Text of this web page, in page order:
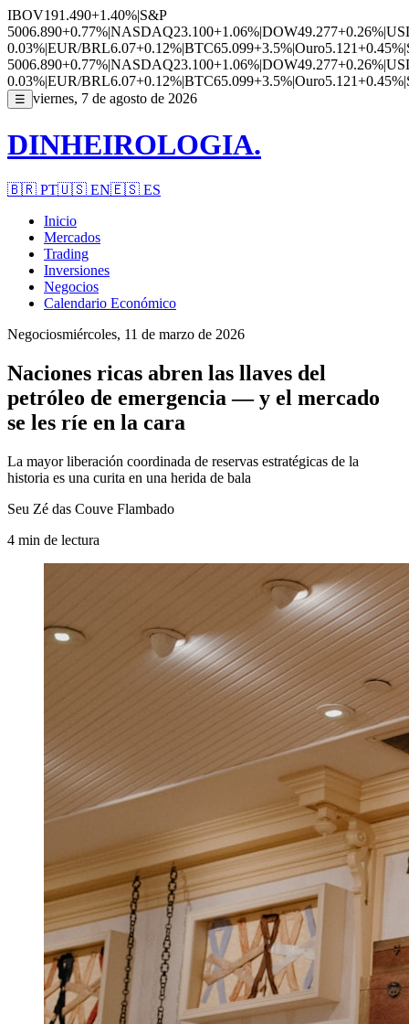
IBOV191.490+1.40%|S&P
5006.890+0.77%|NASDAQ23.100+1.06%|DOW49.277+0.26%|
0.03%|EUR/BRL6.07+0.12%|BTC65.099+3.5%|Ouro5.121+0.45%|
5006.890+0.77%|NASDAQ23.100+1.06%|DOW49.277+0.26%|
0.03%|EUR/BRL6.07+0.12%|BTC65.099+3.5%|Ouro5.121+0.45%|
☰ viernes, 7 de agosto de 2026
DINHEIROLOGIA.
🇧🇷 PT🇺🇸 EN🇪🇸 ES
Inicio
Mercados
Trading
Inversiones
Negocios
Calendario Económico
Negociosmiércoles, 11 de marzo de 2026
Naciones ricas abren las llaves del
petróleo de emergencia — y el mercado
se les ríe en la cara
La mayor liberación coordinada de reservas estratégicas de la
historia es una curita en una herida de bala
Seu Zé das Couve Flambado
4 min de lectura